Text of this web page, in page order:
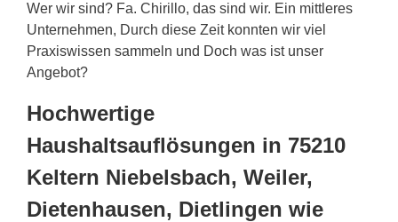
Wer wir sind? Fa. Chirillo, das sind wir. Ein mittleres
Unternehmen, Durch diese Zeit konnten wir viel
Praxiswissen sammeln und Doch was ist unser
Angebot?
Hochwertige
Haushaltsauflösungen in 75210
Keltern Niebelsbach, Weiler,
Dietenhausen, Dietlingen wie